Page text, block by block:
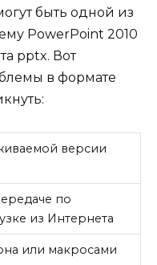
быть одной из
PowerPoint 2010
pptx. Вот
в формате
версии
по
из Интернета
или макросами